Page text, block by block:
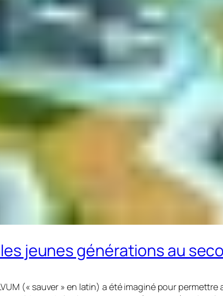
jeunes générations au
(« sauver » en latin) a été imaginé pour permettre